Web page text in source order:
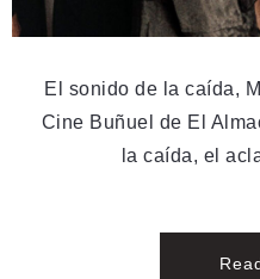
El sonido de la caída,
Cine Buñuel de El
la caída, el